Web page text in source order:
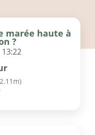
marée haute à
?
)